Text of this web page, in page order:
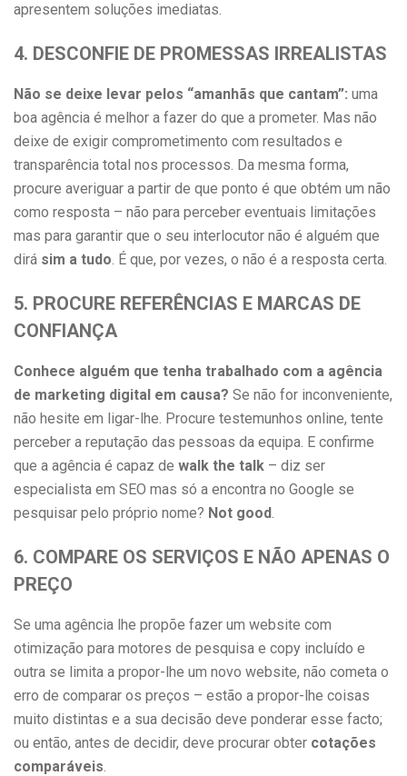
apresentem soluções imediatas.
4. DESCONFIE DE PROMESSAS IRREALISTAS
Não se deixe levar pelos “amanhãs que cantam”: uma
boa agência é melhor a fazer do que a prometer. Mas não
deixe de exigir comprometimento com resultados e
transparência total nos processos. Da mesma forma,
procure averiguar a partir de que ponto é que obtém um não
como resposta – não para perceber eventuais limitações
mas para garantir que o seu interlocutor não é alguém que
dirá sim a tudo. É que, por vezes, o não é a resposta certa.
5. PROCURE REFERÊNCIAS E MARCAS DE
CONFIANÇA
Conhece alguém que tenha trabalhado com a agência
de marketing digital em causa? Se não for inconveniente,
não hesite em ligar-lhe. Procure testemunhos online, tente
perceber a reputação das pessoas da equipa. E confirme
que a agência é capaz de walk the talk – diz ser
especialista em SEO mas só a encontra no Google se
pesquisar pelo próprio nome? Not good.
6. COMPARE OS SERVIÇOS E NÃO APENAS O
PREÇO
Se uma agência lhe propõe fazer um website com
otimização para motores de pesquisa e copy incluído e
outra se limita a propor-lhe um novo website, não cometa o
erro de comparar os preços – estão a propor-lhe coisas
muito distintas e a sua decisão deve ponderar esse facto;
ou então, antes de decidir, deve procurar obter cotações
comparáveis.